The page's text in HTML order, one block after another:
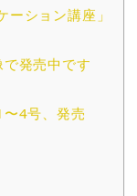
ション講座」
発売中です
4号、発売